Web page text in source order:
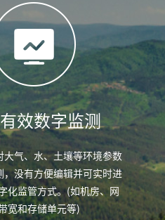
效数字监测
大气、水、土壤等环境参数
，没有方便编辑并可实时进
化监管方式。(如机房、网
宽和存储单元等)